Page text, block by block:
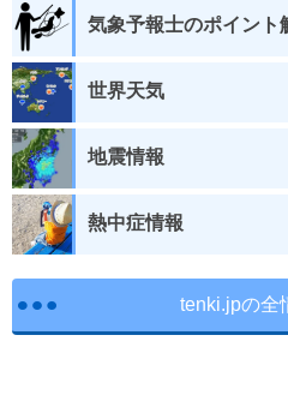
気象予報士のポイント
世界天気
地震情報
熱中症情報
tenki.jpの全